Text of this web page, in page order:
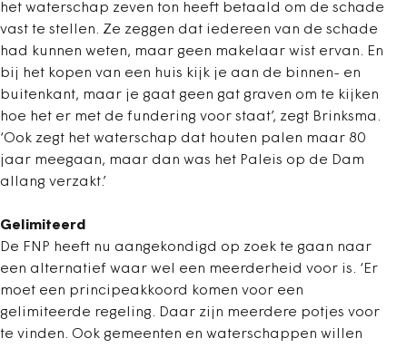
het waterschap zeven ton heeft betaald om de schade
vast te stellen. Ze zeggen dat iedereen van de schade
had kunnen weten, maar geen makelaar wist ervan. En
bij het kopen van een huis kijk je aan de binnen- en
buitenkant, maar je gaat geen gat graven om te kijken
hoe het er met de fundering voor staat’, zegt Brinksma.
‘Ook zegt het waterschap dat houten palen maar 80
jaar meegaan, maar dan was het Paleis op de Dam
allang verzakt.’
Gelimiteerd
De FNP heeft nu aangekondigd op zoek te gaan naar
een alternatief waar wel een meerderheid voor is. ‘Er
moet een principeakkoord komen voor een
gelimiteerde regeling. Daar zijn meerdere potjes voor
te vinden. Ook gemeenten en waterschappen willen